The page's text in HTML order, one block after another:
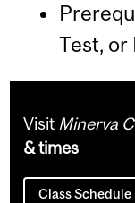
Test,
Visit Minerva
& times
Class Schedule